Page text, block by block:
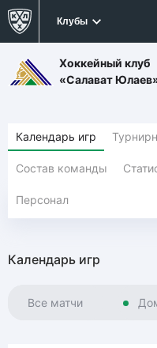
Клубы
Хоккейный клуб
«Салават
Календарь игр
Состав команды
Персонал
Календарь игр
Все матчи